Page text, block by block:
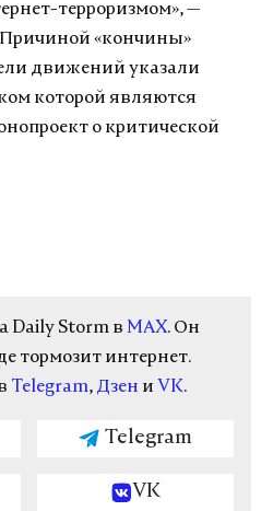
терроризмом», —
«кончины»
движений указали
которой являются
о критической
Daily Storm в MAX. Он
тормозит интернет.
Telegram, Дзен и VK.
Telegram
VK